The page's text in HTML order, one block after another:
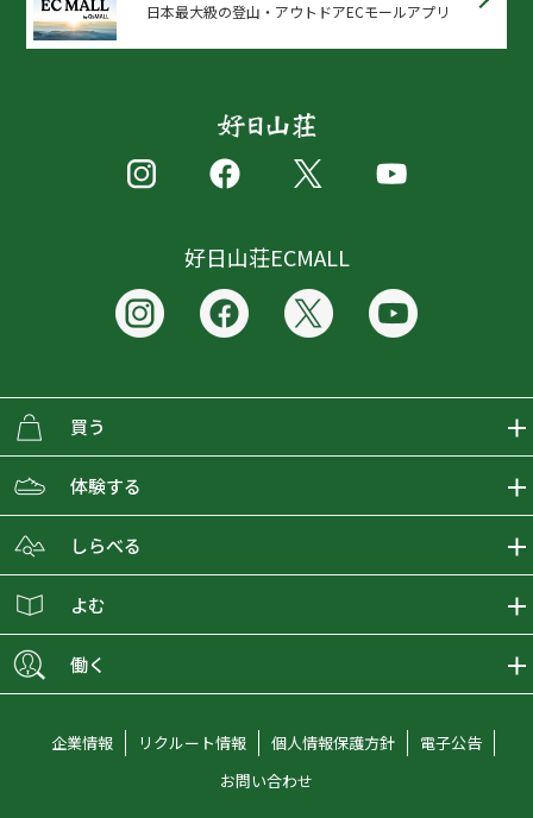
日本最大級の登山・アウトドアECモールアプリ
好日山荘ECMALL
買う
ECMALLの商品をさがす
取り扱いブランド一覧
ショップブログ
会員募集
体験する
おとな女子登山部
グラビティリサーチ
しらべる
登山レポート
オンラインコンシェルジュ
よむ
好日山荘マガジン
働く
企業情報 リクルート情報 個人情報保護方針
電子公告
お問い合わせ